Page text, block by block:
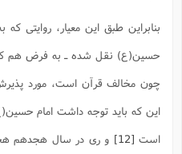
بنابراین طبق این معیار، روایتی
حسین(ع) نقل شده ـ به فرض هم که
چون مخالف قرآن است، مورد
این که باید توجه داشت امام
است
و ری در سال هجدهم